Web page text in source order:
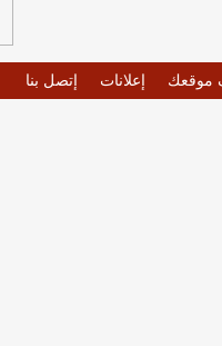
موقعك إعلانات إتصل بنا